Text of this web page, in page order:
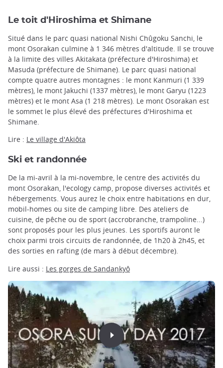
Le toit d'Hiroshima et Shimane
Situé dans le parc quasi national Nishi Chûgoku Sanchi, le
mont Osorakan culmine à 1 346 mètres d'altitude. Il se trouve
à la limite des villes Akitakata (préfecture d'Hiroshima) et
Masuda (préfecture de Shimane). Le parc quasi national
compte quatre autres montagnes : le mont Kanmuri (1 339
mètres), le mont Jakuchi (1337 mètres), le mont Garyu (1223
mètres) et le mont Asa (1 218 mètres). Le mont Osorakan est
le sommet le plus élevé des préfectures d'Hiroshima et
Shimane.
Lire : Le village d'Akiôta
Ski et randonnée
De la mi-avril à la mi-novembre, le centre des activités du
mont Osorakan, l'ecology camp, propose diverses activités et
hébergements. Vous aurez le choix entre habitations en dur,
mobil-homes ou site de camping libre. Des ateliers de
cuisine, de pêche ou de sport (accrobranche, trampoline...)
sont proposés pour les plus jeunes. Les sportifs auront le
choix parmi trois circuits de randonnée, de 1h20 à 2h45, et
des sorties en rafting (de mars à début décembre).
Lire aussi : Les gorges de Sandankyô